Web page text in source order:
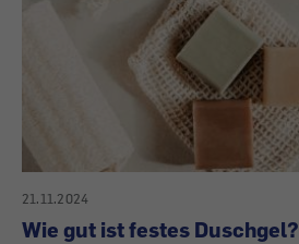
21.11.2024
Wie gut ist festes Duschgel?